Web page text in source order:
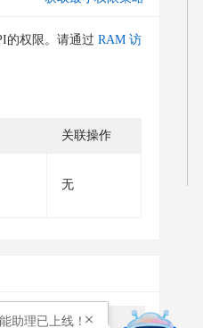
的权限。请通过 RAM 访
关联操作
无
助理已上线！